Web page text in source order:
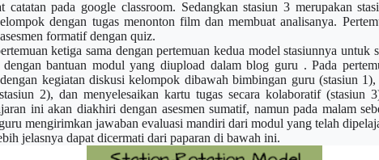
catatan pada google classroom. Sedangkan stasiun 3 merupakan
dengan tugas menonton film dan membuat analisanya.
formatif dengan quiz.
ketiga sama dengan pertemuan kedua model stasiunnya untuk
dengan bantuan modul yang diupload dalam blog guru . Pada
kegiatan diskusi kelompok dibawah bimbingan guru (stasiun 1),
2), dan menyelesaikan kartu tugas secara kolaboratif (stasiun
ini akan diakhiri dengan asesmen sumatif, namun pada malam
mengirimkan jawaban evaluasi mandiri dari modul yang telah
jelasnya dapat dicermati dari paparan di bawah ini.